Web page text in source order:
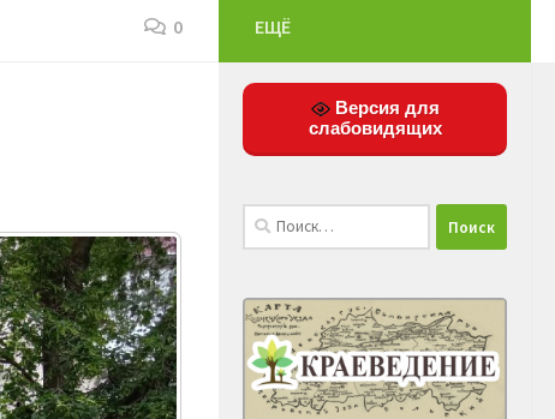
0 ЕЩЁ
Версия для
слабовидящих
Найти: